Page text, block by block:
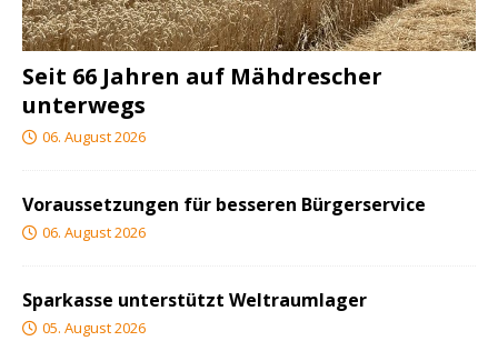
Seit 66 Jahren auf Mähdrescher
unterwegs
06. August 2026
Voraussetzungen für besseren Bürgerservice
06. August 2026
Sparkasse unterstützt Weltraumlager
05. August 2026